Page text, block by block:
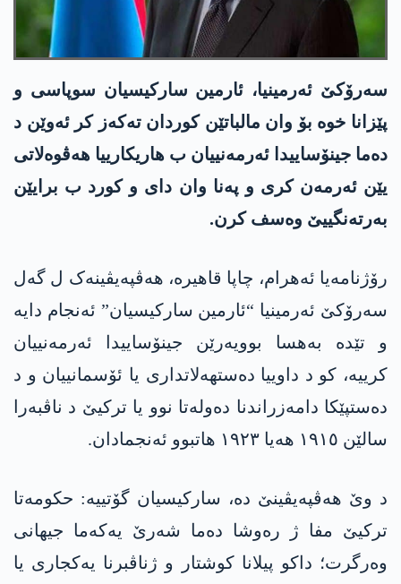
سەرۆکێ ئەرمینیا، ئارمین سارکیسیان سوپاسی و
پێزانا خوە بۆ وان مالباتێن کوردان تەکەز کر ئەوێن د
دەما جینۆساییدا ئەرمەنییان ب ھاریکارییا ھەڤوەلاتی
یێن ئەرمەن کری و پەنا وان دای و کورد ب برایێن
بەرتەنگییێ وەسف کرن.
رۆژنامەیا ئەھرام، چاپا قاھیرە، ھەڤپەیڤینەک ل گەل
سەرۆکێ ئەرمینیا “ئارمین سارکیسیان” ئەنجام دایە
و تێدە بەھسا بوویەرێن جینۆساییدا ئەرمەنییان
کرییە، کو د داوییا دەستھەلاتداری یا ئۆسمانییان و د
دەستپێکا دامەزراندنا دەولەتا نوو یا ترکیێ د ناڤبەرا
سالێن ١٩١٥ ھەیا ١٩٢٣ ھاتبوو ئەنجمادان.
د وێ ھەڤپەیڤینێ دە، سارکیسیان گۆتییە: حکومەتا
ترکیێ مفا ژ رەوشا دەما شەرێ یەکەما جیھانی
وەرگرت؛ داکو پیلانا کوشتار و ژناڤبرنا یەکجاری یا